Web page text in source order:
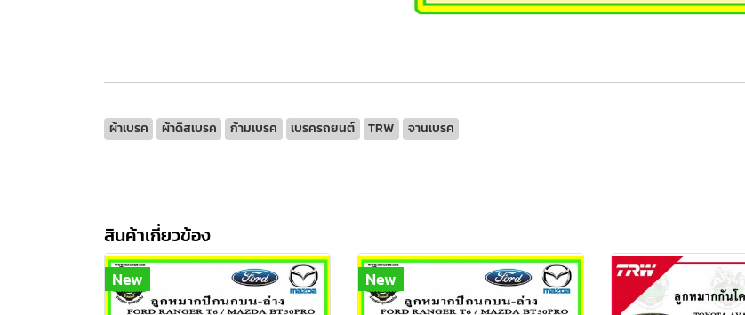
ผ้าเบรค ผ้าดิสเบรค ก้ามเบรค เบรครถยนต์ TRW จานเบรค
สินค้าเกี่ยวข้อง
New New